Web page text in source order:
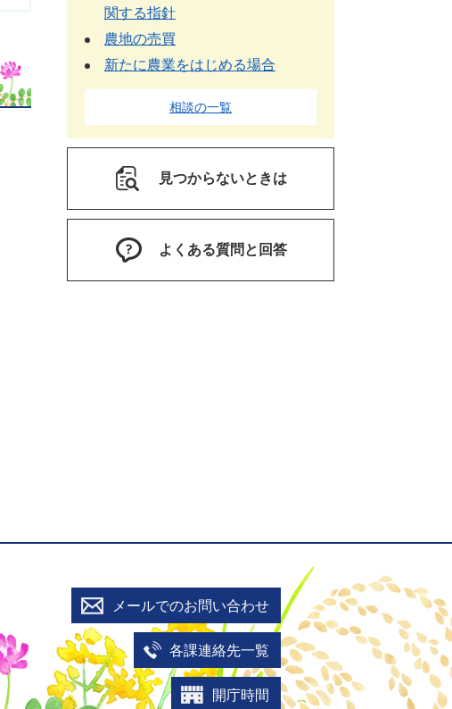
関する指針
農地の売買
新たに農業をはじめる場合
相談の一覧
見つからないときは
よくある質問と回答
メールでのお問い合わせ
各課連絡先一覧
開庁時間